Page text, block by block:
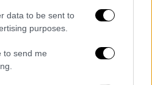
data to be sent to
purposes.
to send me
να διαπραγματευθεί
Ένωσης, ωστόσο
συνομιλίες με
αποτελεσματικές. Αυτό